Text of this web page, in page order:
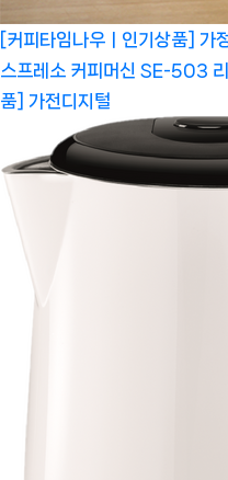
[커피타임나우ㅣ인기상품] 가
스프레소 커피머신 SE-503
품]
가전디지털